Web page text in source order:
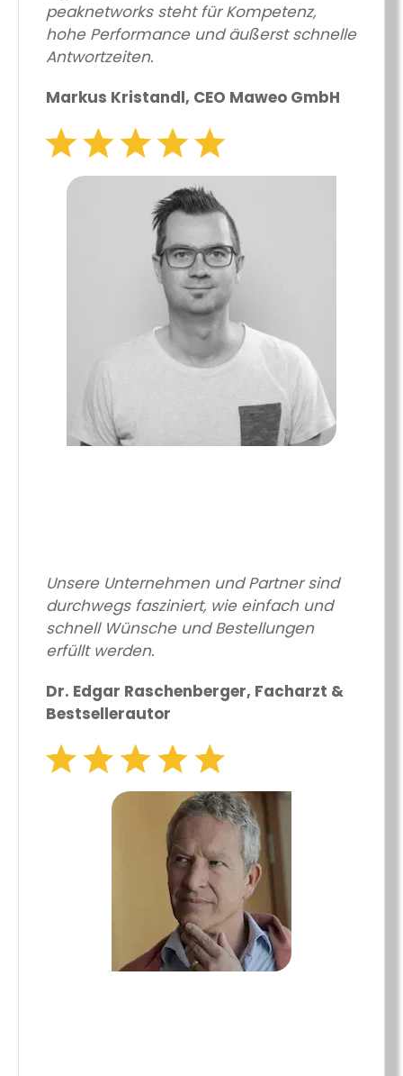
peaknetworks steht für Kompetenz,
hohe Performance und äußerst schnelle
Antwortzeiten.
Markus Kristandl, CEO Maweo GmbH
Unsere Unternehmen und Partner sind
durchwegs fasziniert, wie einfach und
schnell Wünsche und Bestellungen
erfüllt werden.
Dr. Edgar Raschenberger, Facharzt &
Bestsellerautor